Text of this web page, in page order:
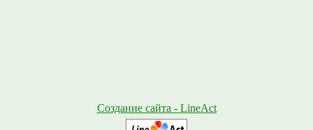
Создание сайта - LineAct